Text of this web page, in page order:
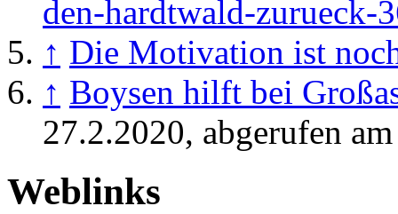
den-hardtwald-zurueck-
↑ Die Motivation ist
↑ Boysen hilft bei
27.2.2020, abgerufen
Weblinks